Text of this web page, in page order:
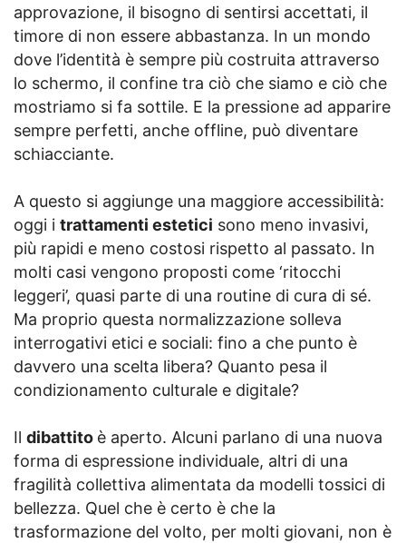
approvazione, il bisogno di sentirsi accettati, il
timore di non essere abbastanza. In un mondo
dove l’identità è sempre più costruita attraverso
lo schermo, il confine tra ciò che siamo e ciò che
mostriamo si fa sottile. E la pressione ad apparire
sempre perfetti, anche offline, può diventare
schiacciante.
A questo si aggiunge una maggiore accessibilità:
oggi i trattamenti estetici sono meno invasivi,
più rapidi e meno costosi rispetto al passato. In
molti casi vengono proposti come ‘ritocchi
leggeri’, quasi parte di una routine di cura di sé.
Ma proprio questa normalizzazione solleva
interrogativi etici e sociali: fino a che punto è
davvero una scelta libera? Quanto pesa il
condizionamento culturale e digitale?
Il dibattito è aperto. Alcuni parlano di una nuova
forma di espressione individuale, altri di una
fragilità collettiva alimentata da modelli tossici di
bellezza. Quel che è certo è che la
trasformazione del volto, per molti giovani, non è